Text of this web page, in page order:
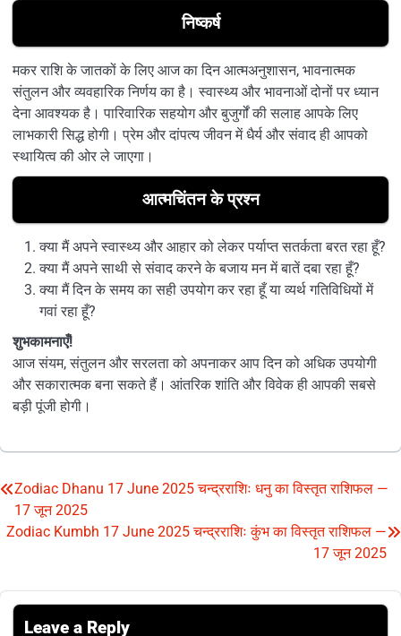
निष्कर्ष
मकर राशि के जातकों के लिए आज का दिन आत्मअनुशासन, भावनात्मक
संतुलन और व्यवहारिक निर्णय का है। स्वास्थ्य और भावनाओं दोनों पर ध्यान
देना आवश्यक है। पारिवारिक सहयोग और बुजुर्गों की सलाह आपके लिए
लाभकारी सिद्ध होगी। प्रेम और दांपत्य जीवन में धैर्य और संवाद ही आपको
स्थायित्व की ओर ले जाएगा।
आत्मचिंतन के प्रश्न
क्या मैं अपने स्वास्थ्य और आहार को लेकर पर्याप्त सतर्कता बरत रहा हूँ?
क्या मैं अपने साथी से संवाद करने के बजाय मन में बातें दबा रहा हूँ?
क्या मैं दिन के समय का सही उपयोग कर रहा हूँ या व्यर्थ गतिविधियों में
गवां रहा हूँ?
शुभकामनाएँ!
आज संयम, संतुलन और सरलता को अपनाकर आप दिन को अधिक उपयोगी
और सकारात्मक बना सकते हैं। आंतरिक शांति और विवेक ही आपकी सबसे
बड़ी पूंजी होगी।
Post
navigation
Zodiac Dhanu 17 June 2025 चन्द्रराशिः धनु का विस्तृत राशिफल —
17 जून 2025
Zodiac Kumbh 17 June 2025 चन्द्रराशिः कुंभ का विस्तृत राशिफल —
17 जून 2025
Leave a Reply